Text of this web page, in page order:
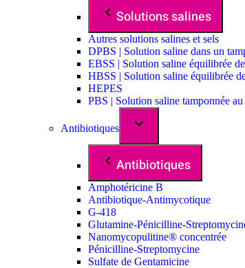
Solutions salines
Autres solutions salines et sels
DPBS | Solution saline dans un
EBSS | Solution saline équilibrée
HBSS | Solution saline équilibrée
HEPES
PBS | Solution saline tamponnée au
Antibiotiques
Antibiotiques
Amphotéricine B
Antibiotique-Antimycotique
G-418
Glutamine-Pénicilline-
Nanomycopulitine® concentrée
Pénicilline-Streptomycine
Sulfate de Gentamicine